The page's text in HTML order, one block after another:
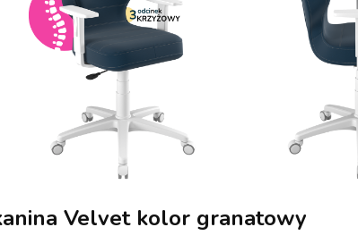
Velvet kolor granatowy